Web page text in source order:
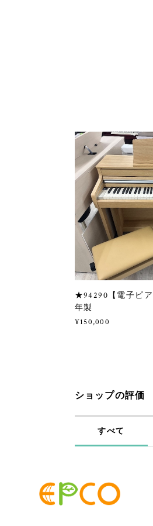
★94290【電子ピ
年製
¥150,000
ショップの評価
すべて